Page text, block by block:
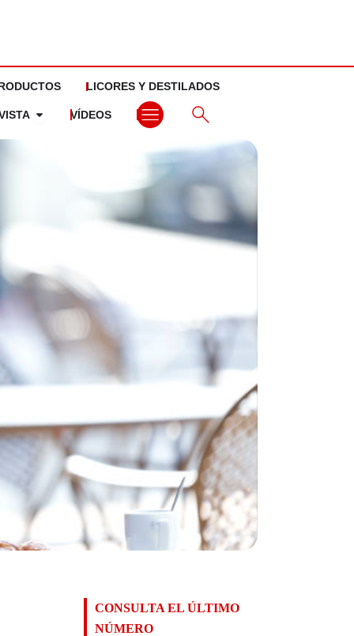
LICORES Y DESTILADOS
Abrir La revista
VÍDEOS
CONSULTA EL ÚLTIMO
NÚMERO